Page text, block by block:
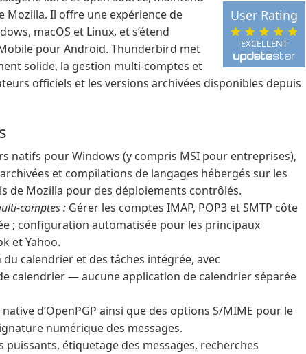
EXCELLENT
User Rating
Mozilla. Il offre une expérience de
macOS et Linux, et s’étend
pour Android. Thunderbird met
solide, la gestion multi-comptes et
officiels et les versions archivées disponibles depuis
natifs pour Windows (y compris MSI pour entreprises),
et compilations de langages hébergés sur les
de Mozilla pour des déploiements contrôlés.
comptes : Gérer les comptes IMAP, POP3 et SMTP côte
; configuration automatisée pour les principaux
et Yahoo.
du calendrier et des tâches intégrée, avec
calendrier — aucune application de calendrier séparée
d’OpenPGP ainsi que des options S/MIME pour le
numérique des messages.
puissants, étiquetage des messages, recherches